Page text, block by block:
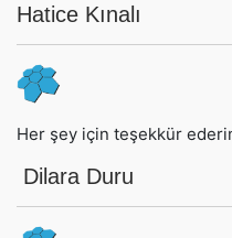
Hatice Kınalı
Her şey için teşekkür
Dilara Duru